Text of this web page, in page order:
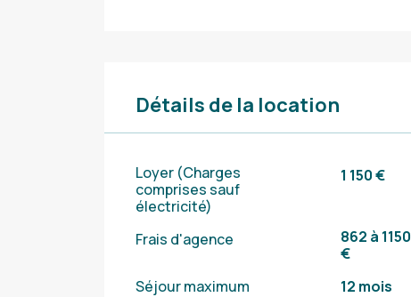
Détails de la location
Loyer (Charges
comprises sauf
électricité)
1 150 €
Frais d'agence
862 à 1150
€
Séjour maximum 12 mois